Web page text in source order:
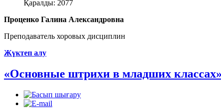
Қаралды: 2077
Проценко Галина Александровна
Преподаватель хоровых дисциплин
Жүктеп алу
«Основные штрихи в младших